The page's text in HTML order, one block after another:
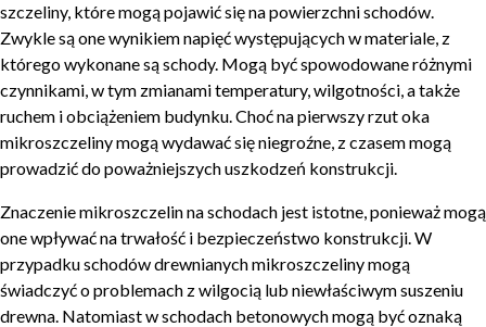
szczeliny, które mogą pojawić się na powierzchni schodów.
Zwykle są one wynikiem napięć występujących w materiale, z
którego wykonane są schody. Mogą być spowodowane różnymi
czynnikami, w tym zmianami temperatury, wilgotności, a także
ruchem i obciążeniem budynku. Choć na pierwszy rzut oka
mikroszczeliny mogą wydawać się niegroźne, z czasem mogą
prowadzić do poważniejszych uszkodzeń konstrukcji.
Znaczenie mikroszczelin na schodach jest istotne, ponieważ mogą
one wpływać na trwałość i bezpieczeństwo konstrukcji. W
przypadku schodów drewnianych mikroszczeliny mogą
świadczyć o problemach z wilgocią lub niewłaściwym suszeniu
drewna. Natomiast w schodach betonowych mogą być oznaką